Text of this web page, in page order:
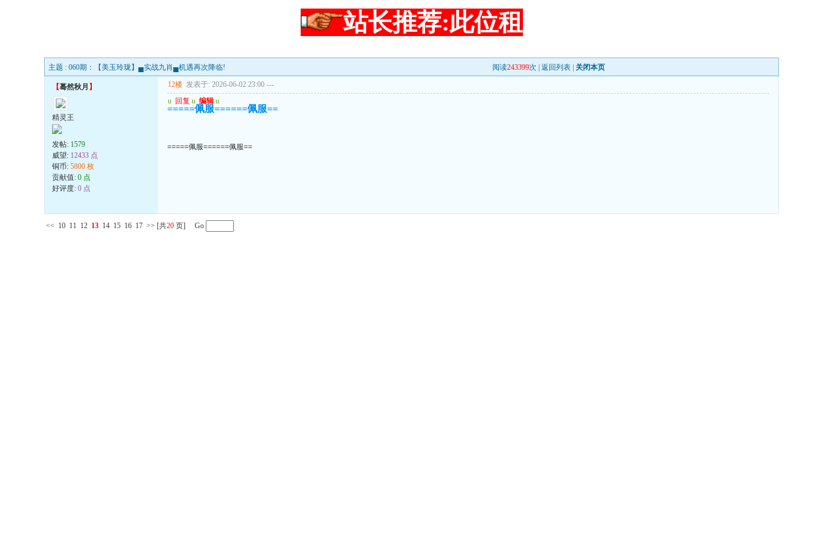
站长推荐:此位租
主题 : 060期：【美玉玲珑】▄实战九肖▄机遇再次降临! 阅读243399次 | 返回列表 关闭本页
【蓦然秋月 】
精灵王
发帖: 1579
威望: 12433 点
铜币: 5800 枚
贡献值: 0 点
好评度: 0 点
12楼 发表于: 2026-06-02 23:00 ---
u 回复 u 编辑 u
=====佩服======佩服==
=====佩服======佩服==
<< 10 11 12 13 14 15 16 17 >> [共20 页] Go